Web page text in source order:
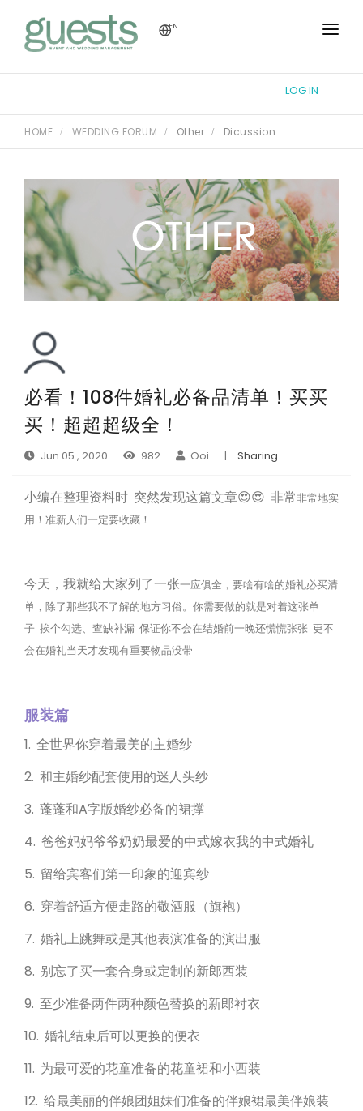
EN
THEME DESIGN
REGISTRY
LOG IN
HOME WEDDING FORUM Other Dicussion
必看！108件婚礼必备品清单！买买
买！超超超级全！
Jun 05 , 2020 982 Ooi | Sharing
小编在整理资料时 突然发现这篇文章😍😍 非常非常地实
用！准新人们一定要收藏！
今天，我就给大家列了一张一应俱全，要啥有啥的婚礼必买清
单， 除了那些我不了解的地方习俗。 你需要做的就是对着这张单
子 挨个勾选、查缺补漏 保证你不会在结婚前一晚还慌慌张张 更不
会在婚礼当天才发现有重要物品没带
服装篇
1. 全世界你穿着最美的主婚纱
2. 和主婚纱配套使用的迷人头纱
3. 蓬蓬和A字版婚纱必备的裙撑
4. 爸爸妈妈爷爷奶奶最爱的中式嫁衣我的中式婚礼
5. 留给宾客们第一印象的迎宾纱
6. 穿着舒适方便走路的敬酒服（旗袍）
7. 婚礼上跳舞或是其他表演准备的演出服
8. 别忘了买一套合身或定制的新郎西装
9. 至少准备两件两种颜色替换的新郎衬衣
10. 婚礼结束后可以更换的便衣
11. 为最可爱的花童准备的花童裙和小西装
12. 给最美丽的伴娘团姐妹们准备的伴娘裙最美伴娘装